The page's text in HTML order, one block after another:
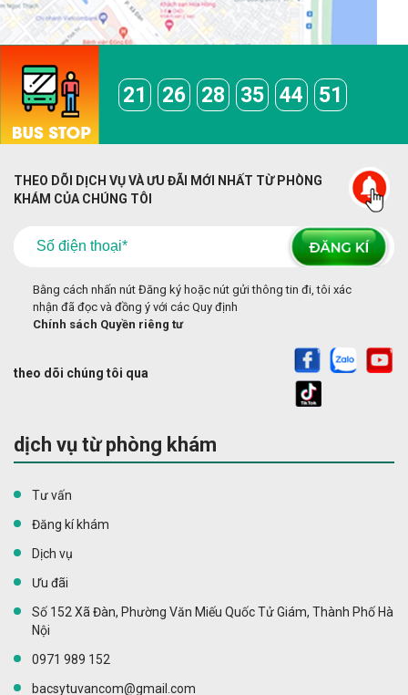
21 26 28 35 44 51
THEO DÕI DỊCH VỤ VÀ ƯU ĐÃI MỚI NHẤT TỪ PHÒNG
KHÁM CỦA CHÚNG TÔI
Bằng cách nhấn nút Đăng ký hoặc nút gửi thông tin đi, tôi xác
nhận đã đọc và đồng ý với các Quy định
Chính sách Quyền riêng tư
theo dõi chúng tôi qua
dịch vụ từ phòng khám
Tư vấn
Đăng kí khám
Dịch vụ
Ưu đãi
Số 152 Xã Đàn, Phường Văn Miếu Quốc Tử Giám, Thành Phố Hà
Nội
0971 989 152
bacsytuvancom@gmail.com